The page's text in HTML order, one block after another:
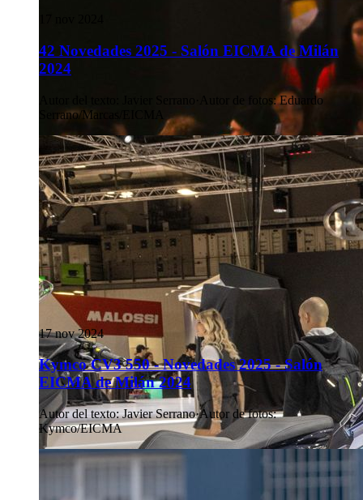
42 Novedades 2025 - Salón EICMA de Milán
2024
Autor de fotos: Eduardo
Serrano/Marcas/EICMA
17 nov 2024
Kymco CV3 550 - Novedades 2025 - Salón
EICMA de Milán 2024
Autor del texto: Javier Serrano·Autor de fotos:
Kymco/EICMA